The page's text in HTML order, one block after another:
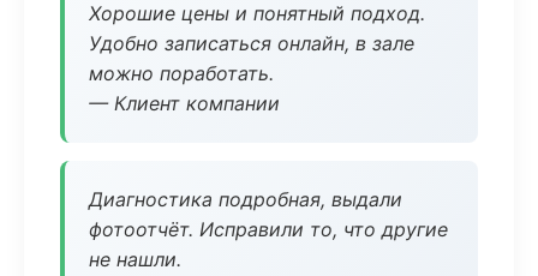
Хорошие цены и понятный подход.
Удобно записаться онлайн, в зале
можно поработать.
— Клиент компании
Диагностика подробная, выдали
фотоотчёт. Исправили то, что другие
не нашли.